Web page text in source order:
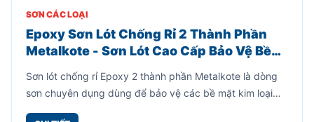
SƠN CÁC LOẠI
Epoxy Sơn Lót Chống Rỉ 2 Thành Phần
Metalkote - Sơn Lót Cao Cấp Bảo Vệ Bề
Sơn lót chống rỉ Epoxy 2 thành phần Metalkote là dòng
sơn chuyên dụng dùng để bảo vệ các bề mặt kim loại